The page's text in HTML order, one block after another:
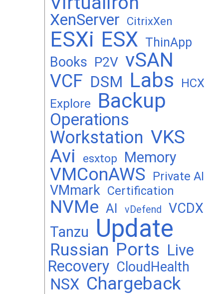
XenServer CitrixXen
ESXi ESX ThinApp
Books P2V vSAN
VCF DSM Labs HCX
Explore Backup
Operations
Workstation VKS
Avi
esxtop Memory
VMConAWS Private AI
VMmark Certification
NVMe AI vDefend VCDX
Tanzu Update
Russian Ports Live
Recovery CloudHealth
NSX Chargeback